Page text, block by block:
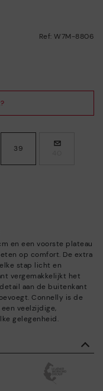
Ref: W7M-8806
39
en een voorste plateau
op comfort. De extra
stap licht en
vergemakkelijkt het
aan de buitenkant
Connelly is de
veelzijdige,
gelegenheid.